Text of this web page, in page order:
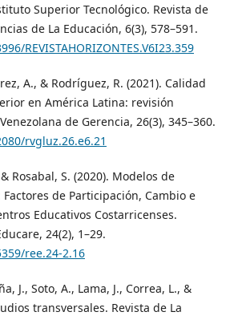
Superior Tecnológico. Revista de
de La Educación, 6(3), 578–591.
REVISTAHORIZONTES.V6I23.359
A., & Rodríguez, R. (2021). Calidad
en América Latina: revisión
de Gerencia, 26(3), 345–360.
rvgluz.26.e6.21
Rosabal, S. (2020). Modelos de
de Participación, Cambio e
Educativos Costarricenses.
24(2), 1–29.
ree.24-2.16
J., Soto, A., Lama, J., Correa, L., &
transversales. Revista de La